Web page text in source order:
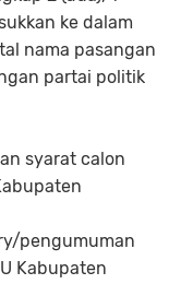
ke dalam
nama pasangan
partai politik
syarat calon
pengumuman
Kabupaten